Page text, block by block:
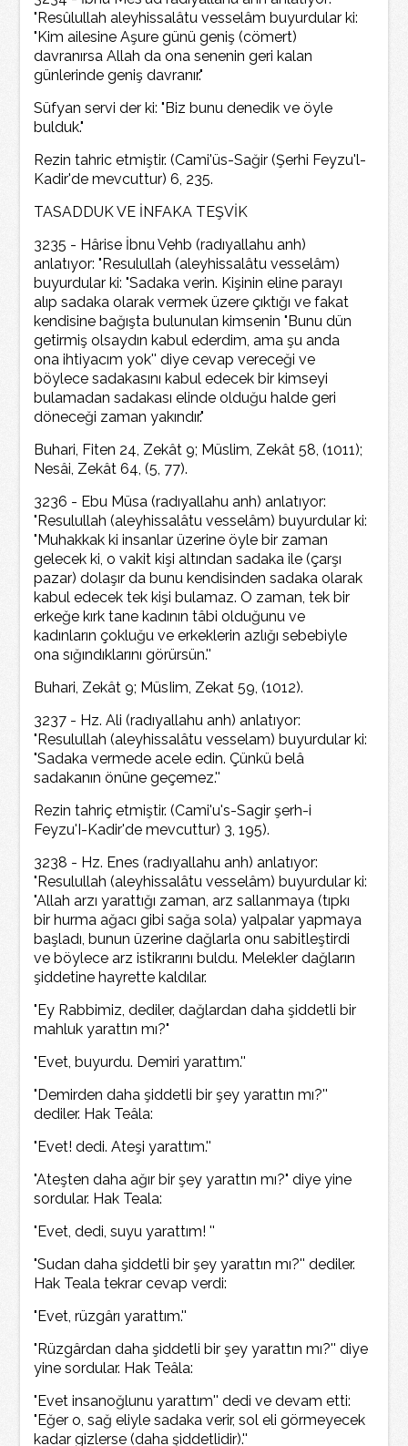
"Resûlullah aleyhissalâtu vesselâm buyurdular ki:
"Kim ailesine Aşure günü geniş (cömert)
davranırsa Allah da ona senenin geri kalan
günlerinde geniş davranır."
Süfyan servi der ki: "Biz bunu denedik ve öyle
bulduk."
Rezin tahric etmiştir. (Cami'üs-Sağir (Şerhi Feyzu'l-
Kadir'de mevcuttur) 6, 235.
TASADDUK VE İNFAKA TEŞVİK
3235 - Hârise İbnu Vehb (radıyallahu anh)
anlatıyor: "Resulullah (aleyhissalâtu vesselâm)
buyurdular ki: "Sadaka verin. Kişinin eline parayı
alıp sadaka olarak vermek üzere çıktığı ve fakat
kendisine bağışta bulunulan kimsenin "Bunu dün
getirmiş olsaydın kabul ederdim, ama şu anda
ona ihtiyacım yok'' diye cevap vereceği ve
böylece sadakasını kabul edecek bir kimseyi
bulamadan sadakası elinde olduğu halde geri
döneceği zaman yakındır."
Buhari, Fiten 24, Zekât 9; Müslim, Zekât 58, (1011);
Nesâi, Zekât 64, (5, 77).
3236 - Ebu Müsa (radıyallahu anh) anlatıyor:
"Resulullah (aleyhissalâtu vesselâm) buyurdular ki:
"Muhakkak ki insanlar üzerine öyle bir zaman
gelecek ki, o vakit kişi altından sadaka ile (çarşı
pazar) dolaşır da bunu kendisinden sadaka olarak
kabul edecek tek kişi bulamaz. O zaman, tek bir
erkeğe kırk tane kadının tâbi olduğunu ve
kadınların çokluğu ve erkeklerin azlığı sebebiyle
ona sığındıklarını görürsün.''
Buhari, Zekât 9; MüsIim, Zekat 59, (1012).
3237 - Hz. Ali (radıyallahu anh) anlatıyor:
"Resulullah (aleyhissalâtu vesselam) buyurdular ki:
"Sadaka vermede acele edin. Çünkü belâ
sadakanın önüne geçemez.''
Rezin tahriç etmiştir. (Cami'u's-Sagir şerh-i
Feyzu'I-Kadir'de mevcuttur) 3, 195).
3238 - Hz. Enes (radıyallahu anh) anlatıyor:
"Resulullah (aleyhissalâtu vesselâm) buyurdular ki:
"Allah arzı yarattığı zaman, arz sallanmaya (tıpkı
bir hurma ağacı gibi sağa sola) yalpalar yapmaya
başladı, bunun üzerine dağlarla onu sabitleştirdi
ve böylece arz istikrarını buldu. Melekler dağların
şiddetine hayrette kaldılar.
"Ey Rabbimiz, dediler, dağlardan daha şiddetli bir
mahluk yarattın mı?"
"Evet, buyurdu. Demiri yarattım.''
"Demirden daha şiddetli bir şey yarattın mı?''
dediler. Hak Teâla:
"Evet! dedi. Ateşi yarattım.''
"Ateşten daha ağır bir şey yarattın mı?" diye yine
sordular. Hak Teala:
"Evet, dedi, suyu yarattım! ''
"Sudan daha şiddetli bir şey yarattın mı?'' dediler.
Hak Teala tekrar cevap verdi:
"Evet, rüzgârı yarattım.''
"Rüzgârdan daha şiddetli bir şey yarattın mı?'' diye
yine sordular. Hak Teâla:
"Evet insanoğlunu yarattım'' dedi ve devam etti:
"Eğer o, sağ eliyle sadaka verir, sol eli görmeyecek
kadar gizlerse (daha şiddetlidir).''